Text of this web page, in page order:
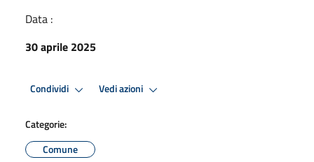
Data :
30 aprile 2025
Condividi Vedi azioni
Categorie:
Comune